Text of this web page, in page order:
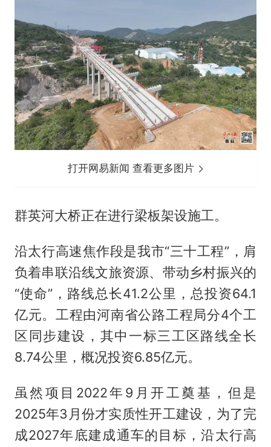
打开网易新闻 查看更多图片
群英河大桥正在进行梁板架设施工。
沿太行高速焦作段是我市“三十工程”，肩
负着串联沿线文旅资源、带动乡村振兴的
“使命”，路线总长41.2公里，总投资64.1
亿元。工程由河南省公路工程局分4个工
区同步建设，其中一标三工区路线全长
8.74公里，概况投资6.85亿元。
虽然项目2022年9月开工奠基，但是
2025年3月份才实质性开工建设，为了完
成2027年底建成通车的目标，沿太行高